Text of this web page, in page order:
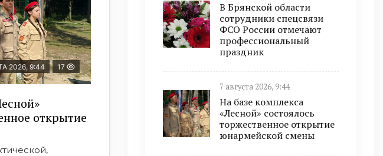
2026, 9:44 17
открытие
В Брянской области
сотрудники спецсвязи
ФСО России отмечают
профессиональный
праздник
7 августа 2026, 9:44
На базе комплекса
«Лесной» состоялось
торжественное открытие
юнармейской смены